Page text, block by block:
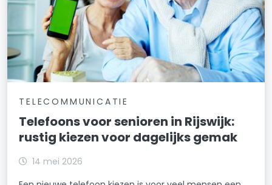
TELECOMMUNICATIE
Telefoons voor senioren in Rijswijk:
rustig kiezen voor dagelijks gemak
14 mei 2026